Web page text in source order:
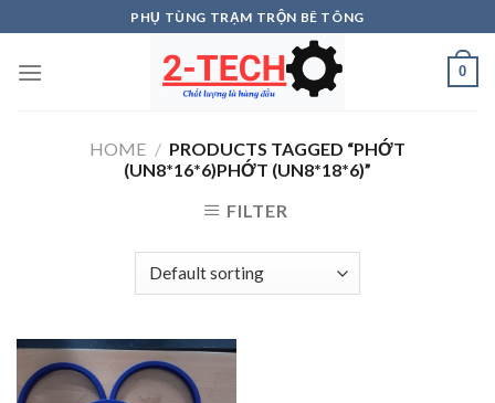
to
content
PHỤ TÙNG TRẠM TRỘN BÊ TÔNG
0
HOME / PRODUCTS TAGGED “PHỚT
(UN8*16*6)PHỚT (UN8*18*6)”
FILTER